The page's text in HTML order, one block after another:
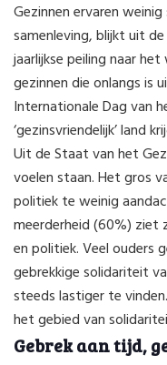
Gezinnen ervaren
samenleving, blijkt uit
jaarlijkse peiling naar
gezinnen die onlangs is
Internationale Dag van
‘gezinsvriendelijk’ land
Uit de Staat van het
voelen staan. Het gros
politiek te weinig
meerderheid (60%) ziet
en politiek. Veel ouders
gebrekkige solidariteit
steeds lastiger te
het gebied van
Gebrek aan tijd,